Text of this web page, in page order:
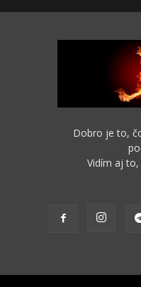
Dobro je to,
Vidím aj to,